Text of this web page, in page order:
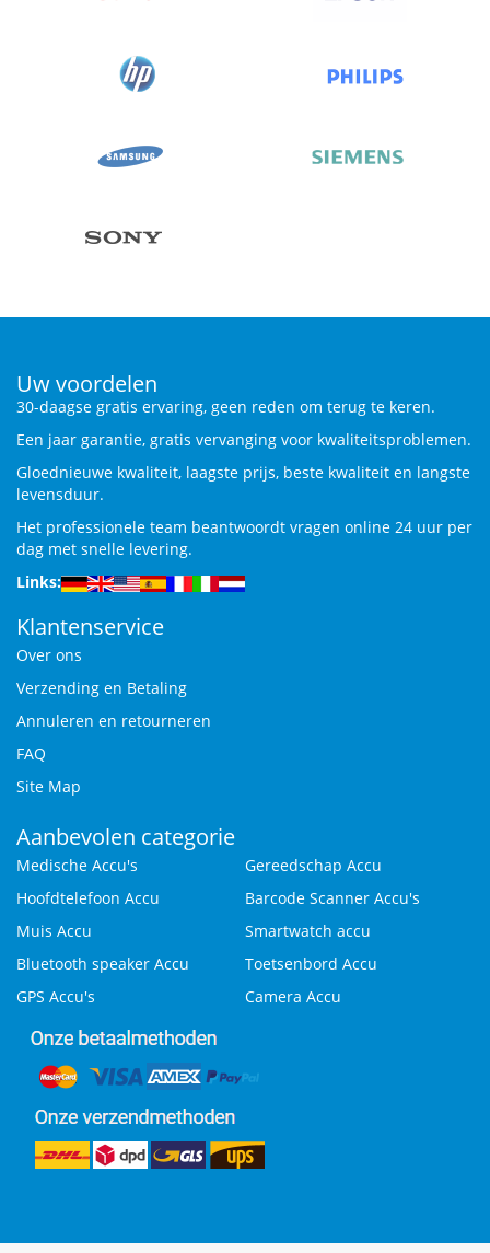
Uw voordelen
30-daagse gratis ervaring, geen reden om terug te keren.
Een jaar garantie, gratis vervanging voor kwaliteitsproblemen.
Gloednieuwe kwaliteit, laagste prijs, beste kwaliteit en langste
levensduur.
Het professionele team beantwoordt vragen online 24 uur per
dag met snelle levering.
Links:
Klantenservice
Over ons
Verzending en Betaling
Annuleren en retourneren
FAQ
Site Map
Aanbevolen categorie
Medische Accu's
Gereedschap Accu
Hoofdtelefoon Accu
Barcode Scanner Accu's
Muis Accu
Smartwatch accu
Bluetooth speaker Accu
Toetsenbord Accu
GPS Accu's
Camera Accu